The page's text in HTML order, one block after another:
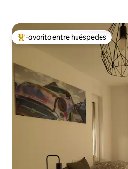
Favorito entre huéspedes preferido
Favorito entre huéspedes